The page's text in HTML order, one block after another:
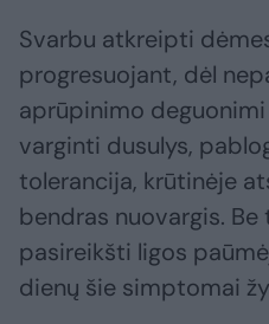
Svarbu atkreipti
progresuojant, dėl
aprūpinimo
varginti dusulys,
tolerancija, krūtinėje
bendras nuovargis. Be
pasireikšti ligos
dienų šie simptomai